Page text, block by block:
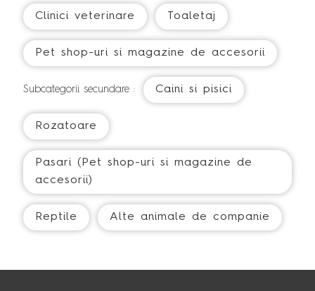
Clinici veterinare Toaletaj
Pet shop-uri si magazine de accesorii
Subcategorii secundare : Caini si pisici
Rozatoare
Pasari (Pet shop-uri si magazine de
accesorii)
Reptile Alte animale de companie